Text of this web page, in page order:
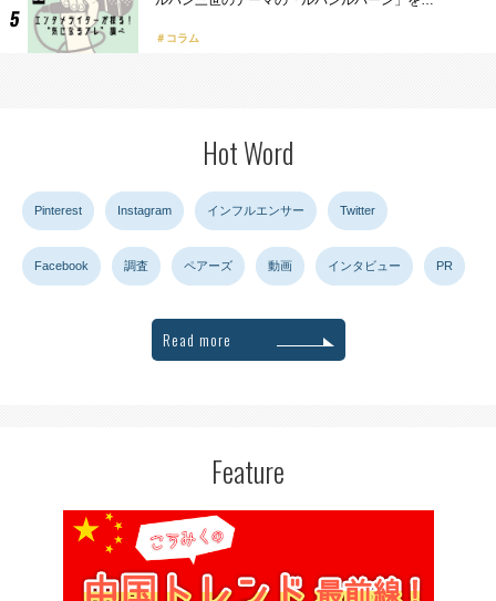
コラム
Hot Word
Pinterest Instagram インフルエンサー Twitter
Facebook 調査 ペアーズ 動画 インタビュー PR
Read more
Feature